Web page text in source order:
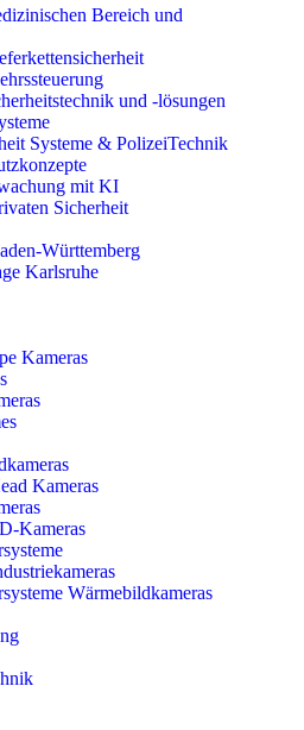
Bereich und
und -lösungen
Systeme & PolizeiTechnik
mit KI
Sicherheit
Württemberg
Karlsruhe
Kameras
Kameras
Kameras
Wärmebildkameras